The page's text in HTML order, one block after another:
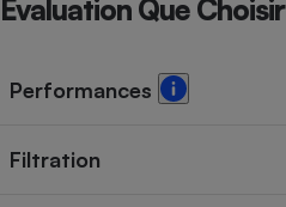
Évaluation Que Choisir
Performances
Filtration